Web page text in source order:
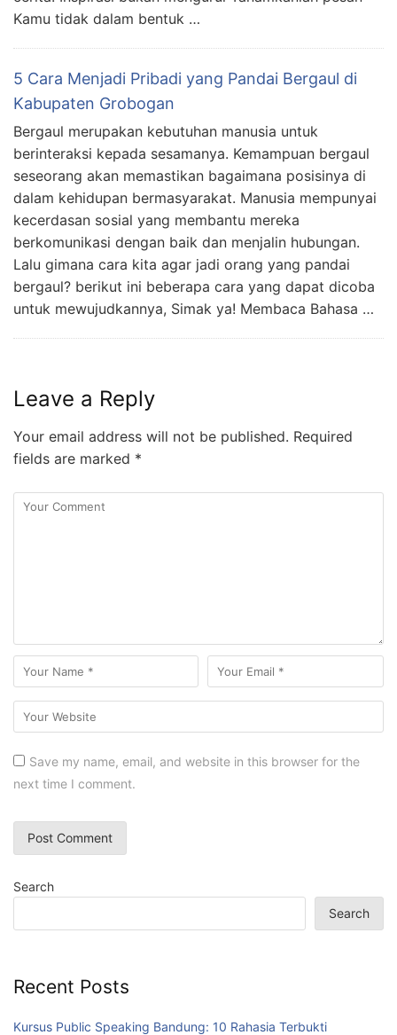
Kamu tidak dalam bentuk …
5 Cara Menjadi Pribadi yang Pandai Bergaul di
Kabupaten Grobogan
Bergaul merupakan kebutuhan manusia untuk
berinteraksi kepada sesamanya. Kemampuan bergaul
seseorang akan memastikan bagaimana posisinya di
dalam kehidupan bermasyarakat. Manusia mempunyai
kecerdasan sosial yang membantu mereka
berkomunikasi dengan baik dan menjalin hubungan.
Lalu gimana cara kita agar jadi orang yang pandai
bergaul? berikut ini beberapa cara yang dapat dicoba
untuk mewujudkannya, Simak ya! Membaca Bahasa …
Leave a Reply
Your email address will not be published. Required
fields are marked *
Save my name, email, and website in this browser for the
next time I comment.
Search
Search
Recent Posts
Kursus Public Speaking Bandung: 10 Rahasia Terbukti